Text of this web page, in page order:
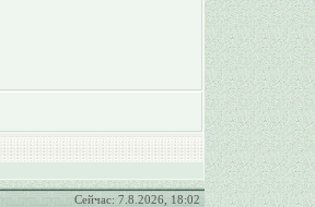
Сейчас: 7.8.2026, 18:02